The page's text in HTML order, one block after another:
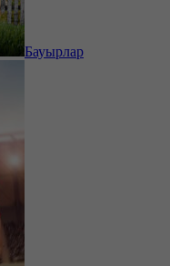
Бауырлар